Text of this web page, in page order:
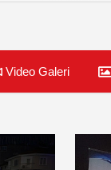
Video Galeri